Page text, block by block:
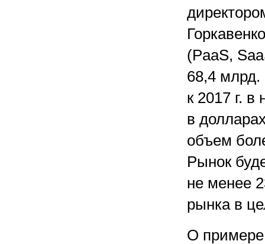
(PaaS,
68,4
к 2017 г.
в
объем
Рынок
не менее
рынка в
О